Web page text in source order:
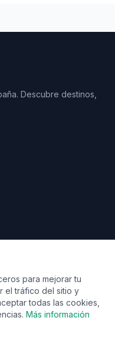
Descubre destinos,
para mejorar tu
el tráfico del sitio y
todas las cookies,
Más información